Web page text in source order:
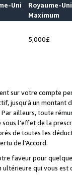
Uni
Royaume-Uni
Maximum
5,000£
sur votre compte
jusqu'à un montant
ailleurs, toute
l’effet de la
de toutes les
de l'Accord.
faveur pour
qui vous est